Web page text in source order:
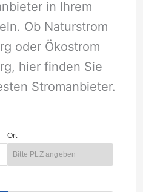
in Ihrem
Ob Naturstrom
oder Ökostrom
hier finden Sie
Stromanbieter.